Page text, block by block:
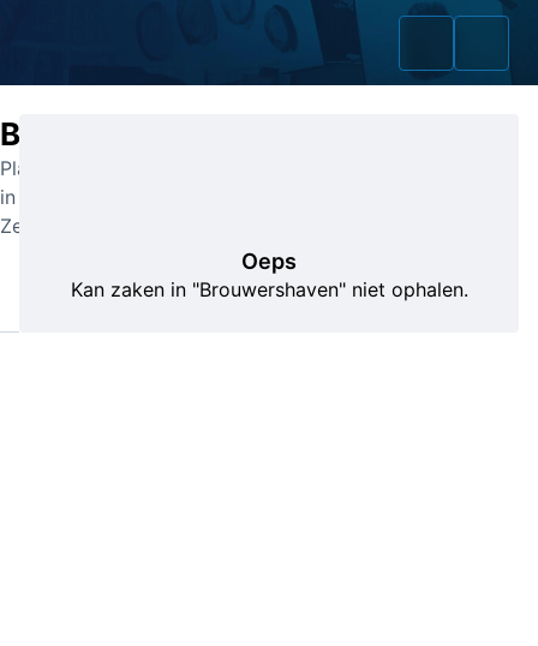
Brouwershaven
Plaats
in
Zeeland
Oeps
Kan zaken in "Brouwershaven" niet ophalen.